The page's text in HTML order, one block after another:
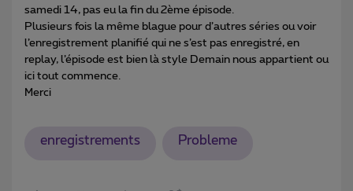
samedi 14, pas eu la fin du 2ème épisode.
Plusieurs fois la même blague pour d’autres séries ou voir
l’enregistrement planifié qui ne s’est pas enregistré, en
replay, l’épisode est bien là style Demain nous appartient ou
ici tout commence.
Merci
enregistrements Probleme